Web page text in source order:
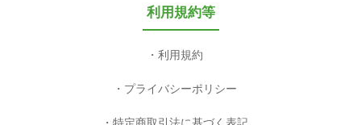
利用規約等
利用規約
プライバシーポリシー
特定商取引法に基づく表記